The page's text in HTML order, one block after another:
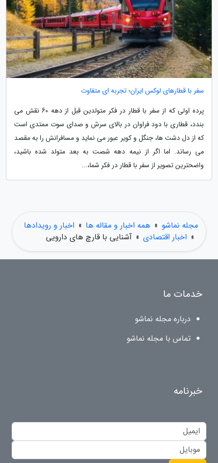
سفر با قطارهای لوکس ایران؛ تجربه ای متفاوت
پرده اولی که از سفر با قطار در فکر متولدین قبل از دهه 60 نقش می
بندد، قطاری با دود فراوان در بالای سرش و صدای سوت ممتدی است
که از دل دشت ها، جنگل و کویر عبور می نماید و مسافرانش را به مقصد
می رساند. اما اگر از نیمه دهه شصت به بعد متولد شده باشید،
واضحترین تصویر از سفر با قطار در فکر شما،...
مجله نماشو » همه اخبار و مقاله ها » اخبار و رویدادها
» اخبار اقتصادی » آشنایی با قارچ های دارویی
خدمات ما
درباره مجله نماشو
تماس با مجله نماشو
خبرنامه